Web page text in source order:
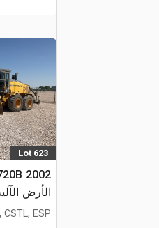
Lot 623
الأرض
CSTL, ESP